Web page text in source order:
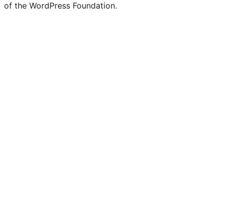
of the WordPress Foundation.